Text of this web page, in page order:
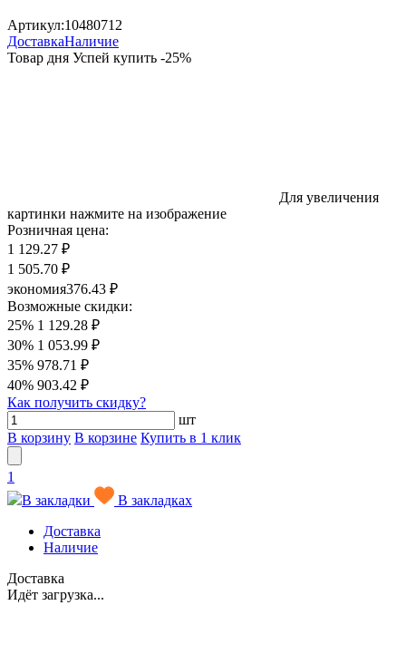
Артикул:10480712
ДоставкаНаличие
Товар дня Успей купить -25%
Для увеличения
картинки нажмите на изображение
Розничная цена:
1 129.27 ₽
1 505.70 ₽
экономия376.43 ₽
Возможные скидки:
25% 1 129.28 ₽
30% 1 053.99 ₽
35% 978.71 ₽
40% 903.42 ₽
Как получить скидку?
шт
В корзину В корзине Купить в 1 клик
1
В закладки
В закладках
Доставка
Наличие
Доставка
Идёт загрузка...